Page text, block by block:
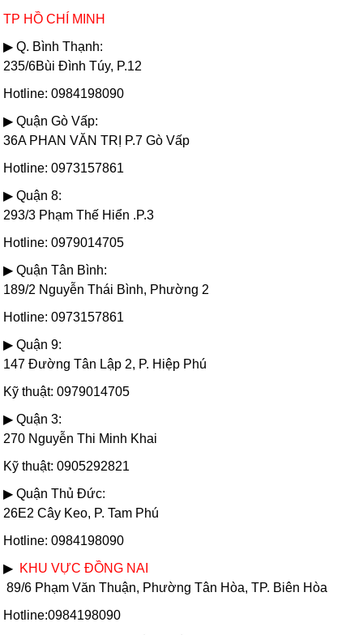
TP HỒ CHÍ MINH
▶ Q. Bình Thạnh:
235/6Bùi Đình Túy, P.12
Hotline: 0984198090
▶ Quận Gò Vấp:
36A PHAN VĂN TRỊ P.7 Gò Vấp
Hotline: 0973157861
▶ Quận 8:
293/3 Phạm Thế Hiển .P.3
Hotline: 0979014705
▶ Quận Tân Bình:
189/2 Nguyễn Thái Bình, Phường 2
Hotline: 0973157861
▶ Quận 9:
147 Đường Tân Lập 2, P. Hiệp Phú
Kỹ thuật: 0979014705
▶ Quận 3:
270 Nguyễn Thi Minh Khai
Kỹ thuật: 0905292821
▶ Quận Thủ Đức:
26E2 Cây Keo, P. Tam Phú
Hotline: 0984198090
▶ KHU VỰC ĐỒNG NAI
89/6 Phạm Văn Thuận, Phường Tân Hòa, TP. Biên Hòa
Hotline:0984198090